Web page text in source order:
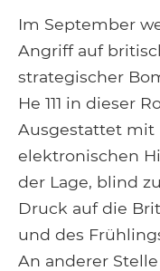
Im September
Angriff auf
strategischer
He 111 in dieser
Ausgestattet mit
elektronischen
der Lage, blind
Druck auf die
und des
An anderer Stelle